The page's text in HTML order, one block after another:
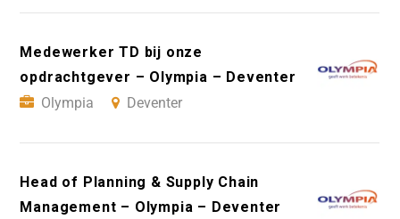
Medewerker TD bij onze
opdrachtgever – Olympia – Deventer
Olympia
Deventer
Head of Planning & Supply Chain
Management – Olympia – Deventer